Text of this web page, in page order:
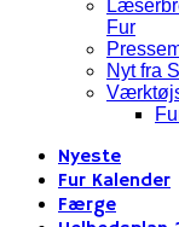
Fur
Nyt fra
Nyeste
Fur Kalender
Færge